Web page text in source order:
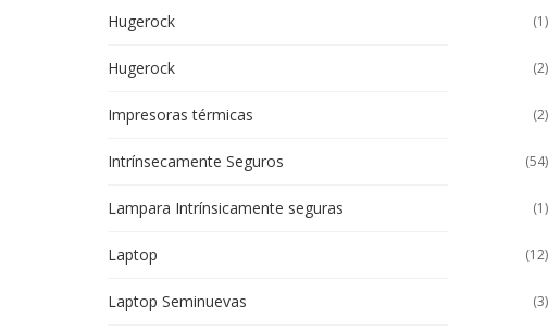
Hugerock (1)
Hugerock (2)
Impresoras térmicas (2)
Intrínsecamente Seguros (54)
Lampara Intrínsicamente seguras (1)
Laptop (12)
Laptop Seminuevas (3)